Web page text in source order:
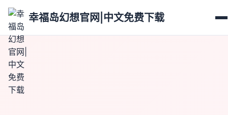
幸福岛幻想官网|中文免费下载